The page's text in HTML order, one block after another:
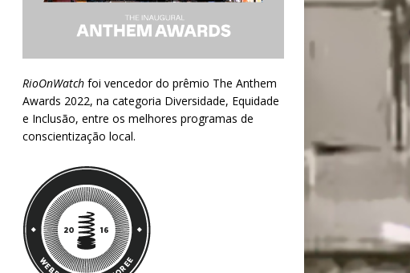
RioOnWatchfoi vencedor do prêmio The Anthem
Awards 2022, na categoria Diversidade, Equidade
e Inclusão, entre os melhores programas de
conscientização local.